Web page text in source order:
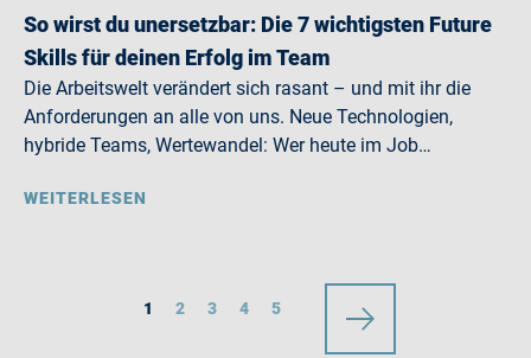
So wirst du unersetzbar: Die 7 wichtigsten Future
Skills für deinen Erfolg im Team
Die Arbeitswelt verändert sich rasant – und mit ihr die
Anforderungen an alle von uns. Neue Technologien,
hybride Teams, Wertewandel: Wer heute im Job…
WEITERLESEN
1 2 3 4 5